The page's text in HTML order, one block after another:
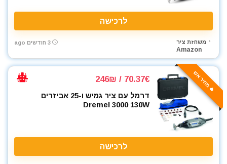
כליבות ריתוך
כלים לחשמלאים
כרסומים לטרימר / ראוטר
להבים ומתכלים
לרכב
מאוורר טכני
מברגונים נטענים
מברגות מקדחות ומברגונים
מברגים
מברגת אימפקט
לרכישה
משחזת ציר
Amazon
3 חודשים ago
🔥 מחיר אש 70.37€ / 246₪
דרמל עם ציר גמיש ו-25 אביזרים
Dremel 3000 130W
לרכישה